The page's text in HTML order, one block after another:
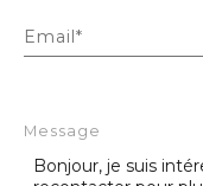
Email*
Message